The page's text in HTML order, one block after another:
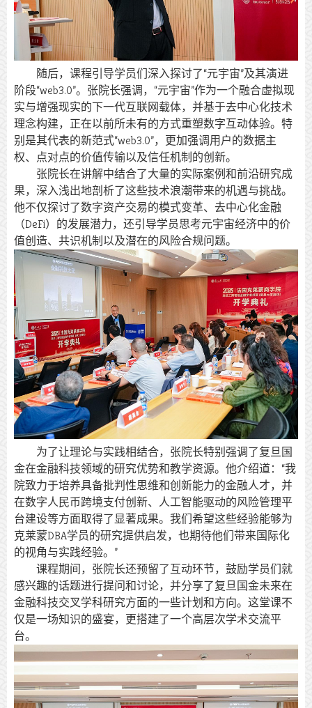
随后，课程引导学员们深入探讨了“元宇宙”及其演进
阶段“web3.0”。张院长强调，“元宇宙”作为一个融合虚拟现
实与增强现实的下一代互联网载体，并基于去中心化技术
理念构建，正在以前所未有的方式重塑数字互动体验。特
别是其代表的新范式“web3.0”，更加强调用户的数据主
权、点对点的价值传输以及信任机制的创新。
张院长在讲解中结合了大量的实际案例和前沿研究成
果，深入浅出地剖析了这些技术浪潮带来的机遇与挑战。
他不仅探讨了数字资产交易的模式变革、去中心化金融
（DeFi）的发展潜力，还引导学员思考元宇宙经济中的价
值创造、共识机制以及潜在的风险合规问题。
为了让理论与实践相结合，张院长特别强调了复旦国
金在金融科技领域的研究优势和教学资源。他介绍道：“我
院致力于培养具备批判性思维和创新能力的金融人才，并
在数字人民币跨境支付创新、人工智能驱动的风险管理平
台建设等方面取得了显著成果。我们希望这些经验能够为
克莱蒙DBA学员的研究提供启发，也期待他们带来国际化
的视角与实践经验。”
课程期间，张院长还预留了互动环节，鼓励学员们就
感兴趣的话题进行提问和讨论，并分享了复旦国金未来在
金融科技交叉学科研究方面的一些计划和方向。这堂课不
仅是一场知识的盛宴，更搭建了一个高层次学术交流平
台。